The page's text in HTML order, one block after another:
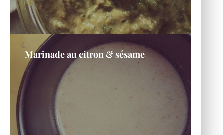
Marinade au citron & sésame